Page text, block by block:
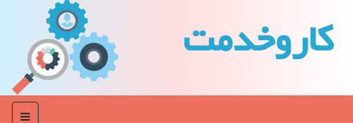
كاروخدمت
منو